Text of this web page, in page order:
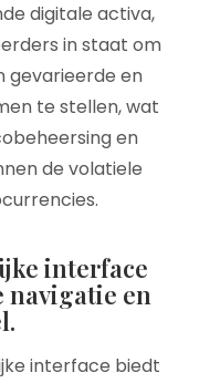
digitale activa,
in staat om
gevarieerde en
te stellen, wat
en
de volatiele
interface
navigatie en
interface biedt